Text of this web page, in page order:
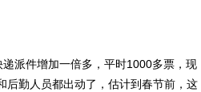
派件增加一倍多，平时1000多票，现
后勤人员都出动了，估计到春节前，这